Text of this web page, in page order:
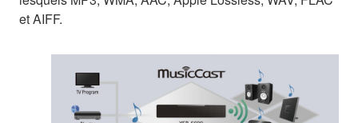
et AIFF.